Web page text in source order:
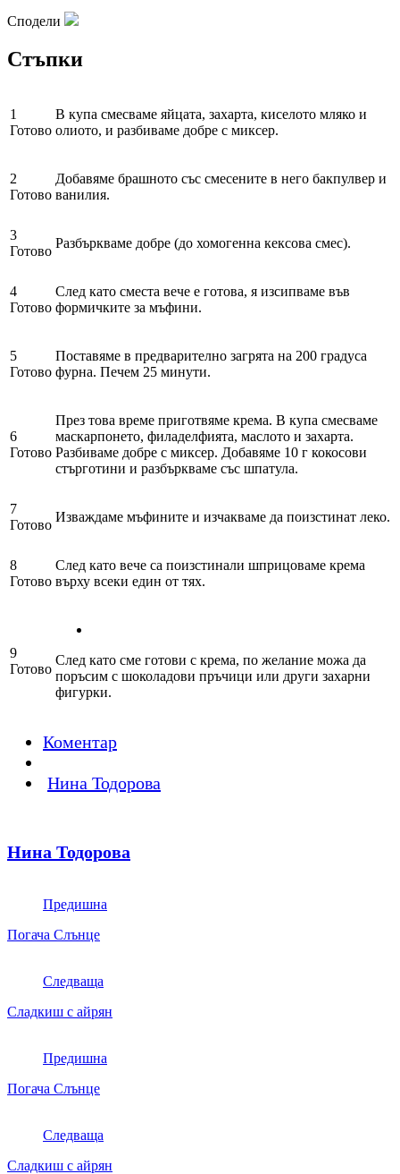
Сподели
Стъпки
1
Готово
В купа смесваме яйцата, захарта, киселото мляко и
олиото, и разбиваме добре с миксер.
2
Готово
Добавяме брашното със смесените в него бакпулвер и
ванилия.
3
Готово
Разбъркваме добре (до хомогенна кексова смес).
4
Готово
След като сместа вече е готова, я изсипваме във
формичките за мъфини.
5
Готово
Поставяме в предварително загрята на 200 градуса
фурна. Печем 25 минути.
6
Готово
През това време приготвяме крема. В купа смесваме
маскарпонето, филаделфията, маслото и захарта.
Разбиваме добре с миксер. Добавяме 10 г кокосови
стърготини и разбъркваме със шпатула.
7
Готово
Изваждаме мъфините и изчакваме да поизстинат леко.
8
Готово
След като вече са поизстинали шприцоваме крема
върху всеки един от тях.
9
Готово
След като сме готови с крема, по желание можа да
поръсим с шоколадови пръчици или други захарни
фигурки.
Коментар
Нина Тодорова
Нина Тодорова
Предишна
Погача Слънце
Следваща
Сладкиш с айрян
Предишна
Погача Слънце
Следваща
Сладкиш с айрян